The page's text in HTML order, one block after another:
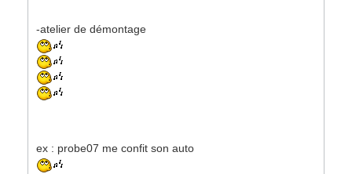
-atelier de démontage
ex : probe07 me confit son auto